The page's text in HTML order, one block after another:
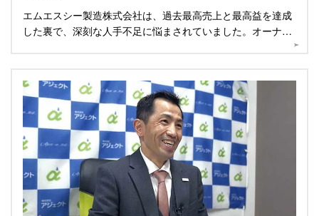
エムエスシー製造株式会社は、過去最高売上と最高益を達成
した裏で、深刻な人手不足に悩まされていました。オーナー